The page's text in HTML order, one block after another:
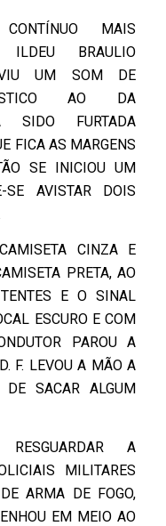
MAIS
ILDEU BRAULIO
UM SOM DE
AO DA
SIDO FURTADA
FICA AS MARGENS
SE INICIOU UM
SE AVISTAR DOIS
CINZA E
PRETA, AO
E O SINAL
ESCURO E COM
PAROU A
F. LEVOU A MÃO A
DE SACAR ALGUM
A
MILITARES
ARMA DE FOGO,
EM MEIO AO